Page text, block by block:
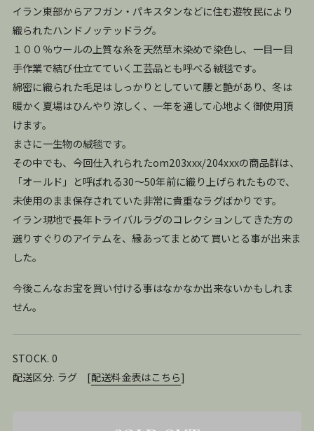
イラン東部からアフガン・パキスタンなどに住む遊牧民により
織られたハンドノッテッドラグ。
１００％ウールの上質な糸を天然草木染めで染色し、一目一目
手作業で結び仕立てていく工芸品とも呼べる絨毯です。
綿密に織られた毛足はしっかりとしていて腰と艶があり、冬は
暖かく夏場はひんやり涼しく、一年を通して心地よく御使用頂
けます。
まさに一生物の絨毯です。
その中でも、今回仕入れられたom203xxx/204xxxの商品群は、
「オールド」と呼ばれる30〜50年前に織り上げられたもので、
未使用のまま保存されていた非常に貴重なラグばかりです。
イラン現地で長年トライバルラグのコレクションしてきた方の
選りすぐりのアイテムを、縁あってまとめて買いとる事が出来ま
した。
今後こんなお宝を買い付ける事はなかなか出来ないかもしれま
せん。
STOCK. 0
配送区分. ラグ [配送料金表はこちら]